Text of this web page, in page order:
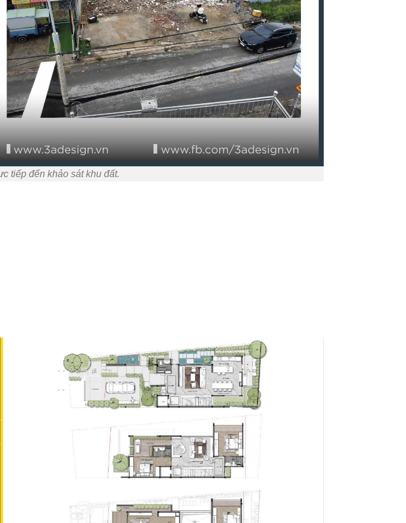
tiếp đến khảo sát khu đất.